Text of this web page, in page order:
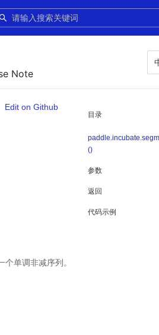
Note
目录
()
参数
返回
代码示例
Edit on Github
个单调非减序列。